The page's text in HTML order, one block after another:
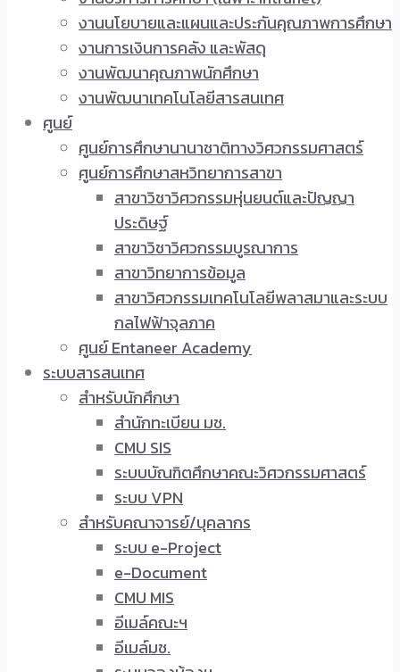
งานนโยบายและแผนและประกันคุณภาพการศึกษา
งานการเงินการคลัง และพัสดุ
งานพัฒนาคุณภาพนักศึกษา
งานพัฒนาเทคโนโลยีสารสนเทศ
ศูนย์
ศูนย์การศึกษานานาชาติทางวิศวกรรมศาสตร์
ศูนย์การศึกษาสหวิทยาการสาขา
สาขาวิชาวิศวกรรมหุ่นยนต์และปัญญา
ประดิษฐ์
สาขาวิชาวิศวกรรมบูรณาการ
สาขาวิทยาการข้อมูล
สาขาวิศวกรรมเทคโนโลยีพลาสมาและระบบ
กลไฟฟ้าจุลภาค
ศูนย์ Entaneer Academy
ระบบสารสนเทศ
สำหรับนักศึกษา
สำนักทะเบียน มช.
CMU SIS
ระบบบัณฑิตศึกษาคณะวิศวกรรมศาสตร์
ระบบ VPN
สำหรับคณาจารย์/บุคลากร
ระบบ e-Project
e-Document
CMU MIS
อีเมล์คณะฯ
อีเมล์มช.